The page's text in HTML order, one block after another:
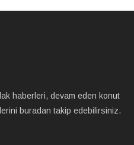
haberleri, devam eden konut
buradan takip edebilirsiniz.